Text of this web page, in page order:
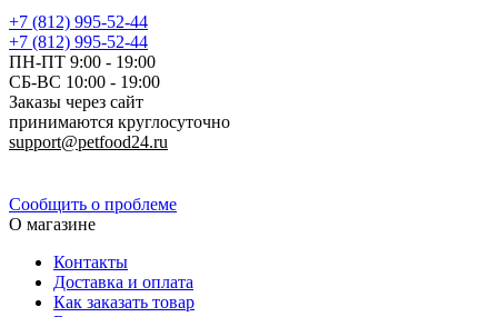
+7 (812) 995-52-44
+7 (812) 995-52-44
ПН-ПТ 9:00 - 19:00
СБ-ВС 10:00 - 19:00
Заказы через сайт
принимаются круглосуточно
support@petfood24.ru
Сообщить о проблеме
О магазине
Контакты
Доставка и оплата
Как заказать товар